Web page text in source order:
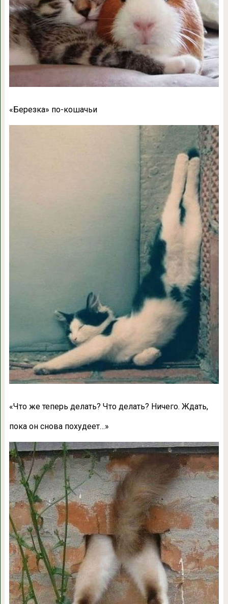
« Березка» по-кошачьи
«Что же теперь делать? Что делать? Ничего. Ждать,
пока он снова похудеет…»